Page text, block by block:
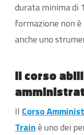
durata minima di
formazione non
anche uno
Il corso
Il Corso
Trainè uno dei